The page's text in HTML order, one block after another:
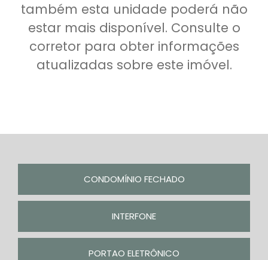
também esta unidade poderá não
estar mais disponível. Consulte o
corretor para obter informações
atualizadas sobre este imóvel.
CONDOMÍNIO FECHADO
INTERFONE
PORTAO ELETRÔNICO